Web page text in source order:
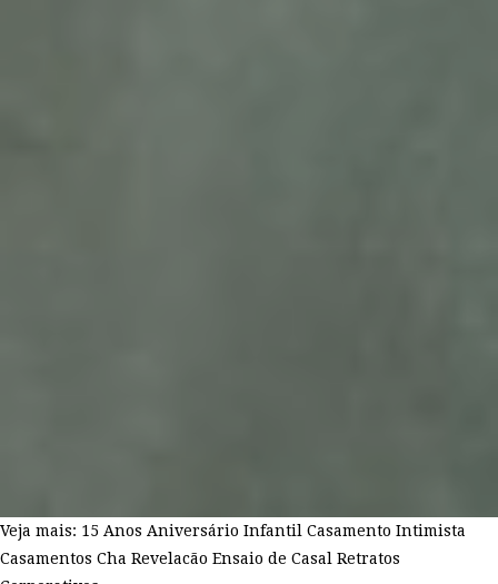
Veja mais: 15 Anos Aniversário Infantil Casamento Intimista
Casamentos Cha Revelacão Ensaio de Casal Retratos